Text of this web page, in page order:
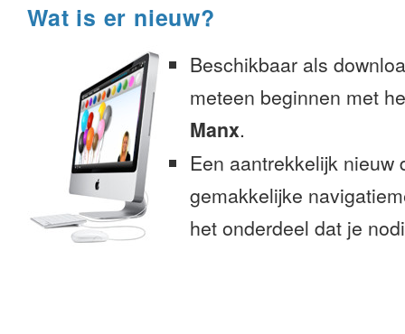
Wat is er nieuw?
Beschikbaar als
meteen beginnen met
Manx.
Een aantrekkelijk nieuw
gemakkelijke
het onderdeel dat je